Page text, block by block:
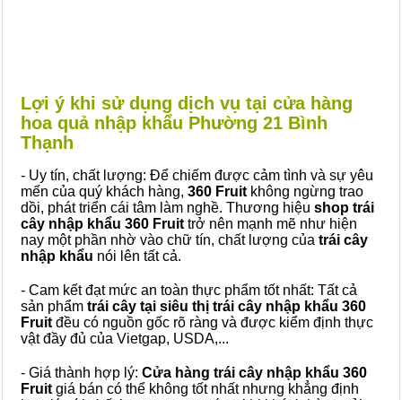
Lợi ý khi sử dụng dịch vụ tại cửa hàng
hoa quả nhập khẩu Phường 21 Bình
Thạnh
- Uy tín, chất lượng: Để chiếm được cảm tình và sự yêu
mến của quý khách hàng, 360 Fruit không ngừng trao
dồi, phát triển cái tâm làm nghề. Thương hiệu shop trái
cây nhập khẩu 360 Fruit trở nên mạnh mẽ như hiện
nay một phần nhờ vào chữ tín, chất lượng của trái cây
nhập khẩu nói lên tất cả.
- Cam kết đạt mức an toàn thực phẩm tốt nhất: Tất cả
sản phẩm trái cây tại siêu thị trái cây nhập khẩu 360
Fruit đều có nguồn gốc rõ ràng và được kiểm định thực
vật đầy đủ của Vietgap, USDA,...
- Giá thành hợp lý: Cửa hàng trái cây nhập khẩu 360
Fruit giá bán có thể không tốt nhất nhưng khẳng định